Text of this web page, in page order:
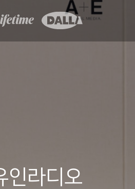
인라디오